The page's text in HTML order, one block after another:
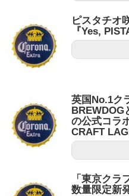
ピスタチオ
『Yes,
英国No.1ク
BREWDOG
の公式コラ
CRAFT
「東京クラ
数量限定新